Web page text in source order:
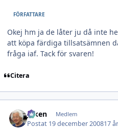
FÖRFATTARE
Okej hm ja de låter ju då inte
att köpa färdiga tillsatsämnen
fråga iaf. Tack för svaren!
Citera
Jaken Medlem
Postat 19 december 200817 år